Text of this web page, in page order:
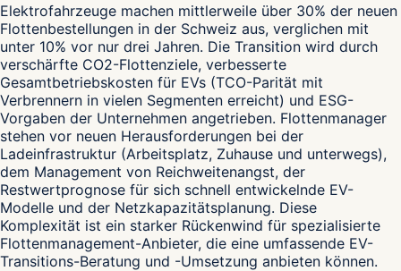
Elektrofahrzeuge machen mittlerweile über 30% der neuen
Flottenbestellungen in der Schweiz aus, verglichen mit
unter 10% vor nur drei Jahren. Die Transition wird durch
verschärfte CO2-Flottenziele, verbesserte
Gesamtbetriebskosten für EVs (TCO-Parität mit
Verbrennern in vielen Segmenten erreicht) und ESG-
Vorgaben der Unternehmen angetrieben. Flottenmanager
stehen vor neuen Herausforderungen bei der
Ladeinfrastruktur (Arbeitsplatz, Zuhause und unterwegs),
dem Management von Reichweitenangst, der
Restwertprognose für sich schnell entwickelnde EV-
Modelle und der Netzkapazitätsplanung. Diese
Komplexität ist ein starker Rückenwind für spezialisierte
Flottenmanagement-Anbieter, die eine umfassende EV-
Transitions-Beratung und -Umsetzung anbieten können.